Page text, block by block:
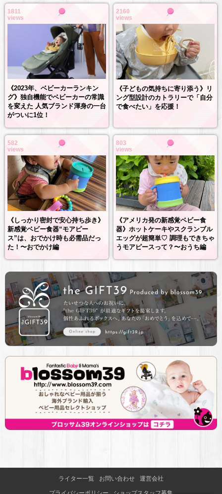
1811
views
《2023年、ベビーカーランキン
グ》独自機能でベビーカーの常識
を変えた 人気ブランド渾身の一台
がついに1位！
2160
views
《子どもの気持ちに寄り添う》リ
ング型設計のカトラリーで「自分
で食べたい」を応援！
582
views
《しっかり密封で安心持ち歩き》
新感覚ベビー食器“モアピー
ス”は、おでかけ時も必需品だっ
た！〜おでかけ編
803
views
《アメリカ発の新感覚ベビー食
器》ホットケーキやスクランブル
エッグが超簡単♡ 調理もできちゃ
うモアピースって？〜おうち編
ライター一覧 お問い合わせ 運営会社